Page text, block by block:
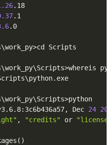
.18
.1
.0
\work_py>cd Scripts
\work_py\Scripts>whereis
\python.exe
\work_py\Scripts>python
Dec 24
, "credits" or
"license"
( )